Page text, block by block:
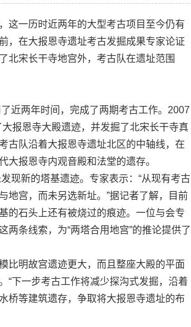
这一历时近两年的大型考古项目至今仍有
，在大报恩寺遗址考古发掘成果专家论证
北宋长干寺地宫外，考古队在遗址范围
近两年时间，完成了两期考古工作。2007
报恩寺大殿遗迹，并发掘了北宋长干寺真
古队沿着大报恩寺遗址北区的中轴线，在
大报恩寺内观音殿和法堂的遗存。
现新的塔基遗迹。专家表示：“从现有考古
地宫，而未另选新址。”据记者了解，目前
的石头上还有被烧过的痕迹。一位与会专
条线索，为“两塔合用地宫”的推论提供了
比明故宫遗迹更大，而且整座大殿的平面
“下一步考古工作将减少探沟式发掘，沿着
桥等建筑遗存，争取将大报恩寺遗址的布